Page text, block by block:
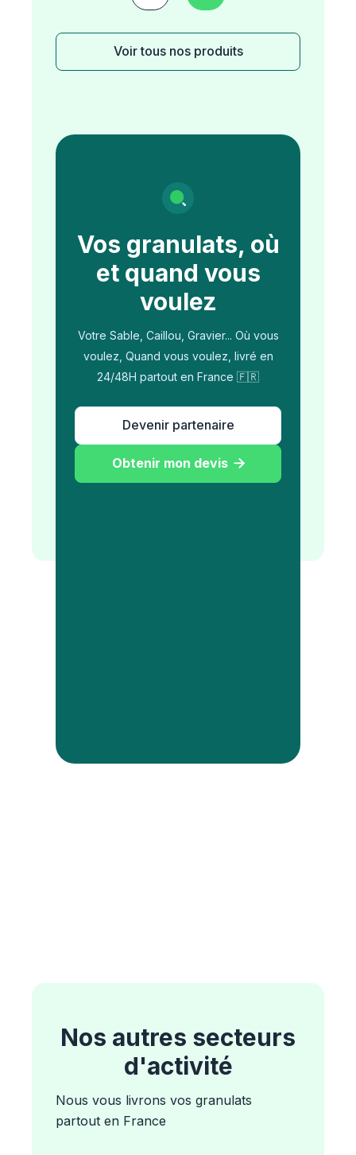
Voir tous nos produits
Vos granulats, où
et quand vous
voulez
Votre Sable, Caillou, Gravier... Où vous
voulez, Quand vous voulez, livré en
24/48H partout en France 🇫🇷
Devenir partenaire
Obtenir mon devis 
Nos autres secteurs
d'activité
Nous vous livrons vos granulats
partout en France